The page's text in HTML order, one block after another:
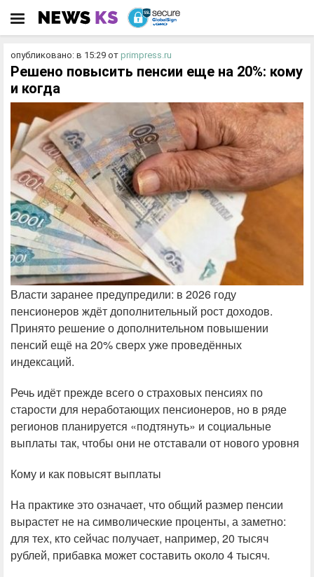
опубликовано: в 15:29 от primpress.ru
Решено повысить пенсии еще на 20%: кому
и когда
Власти заранее предупредили: в 2026 году
пенсионеров ждёт дополнительный рост доходов.
Принято решение о дополнительном повышении
пенсий ещё на 20% сверх уже проведённых
индексаций.
Речь идёт прежде всего о страховых пенсиях по
старости для неработающих пенсионеров, но в ряде
регионов планируется «подтянуть» и социальные
выплаты так, чтобы они не отставали от нового уровня
Кому и как повысят выплаты
На практике это означает, что общий размер пенсии
вырастет не на символические проценты, а заметно:
для тех, кто сейчас получает, например, 20 тысяч
рублей, прибавка может составить около 4 тысяч.